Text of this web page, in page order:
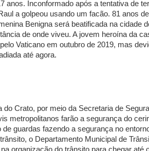
anos. Inconformado após a tentativa de
a golpeou usando um facão. 81 anos
Benigna será beatificada na cidade
de onde viveu. A jovem heroína da
Vaticano em outubro de 2019, mas
até agora.
do Crato, por meio da Secretaria de
metropolitanos farão a segurança do
de guardas fazendo a segurança no
o Departamento Municipal de